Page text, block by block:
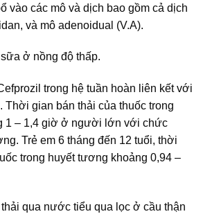
vào các mô và dịch bao gồm cả dịch
và mô adenoidual (V.A).
ở nồng độ thấp.
trong hệ tuần hoàn liên kết với
Thời gian bán thải của thuốc trong
1 – 1,4 giờ ở người lớn với chức
Trẻ em 6 tháng đến 12 tuổi, thời
trong huyết tương khoảng 0,94 –
qua nước tiểu qua lọc ở cầu thận